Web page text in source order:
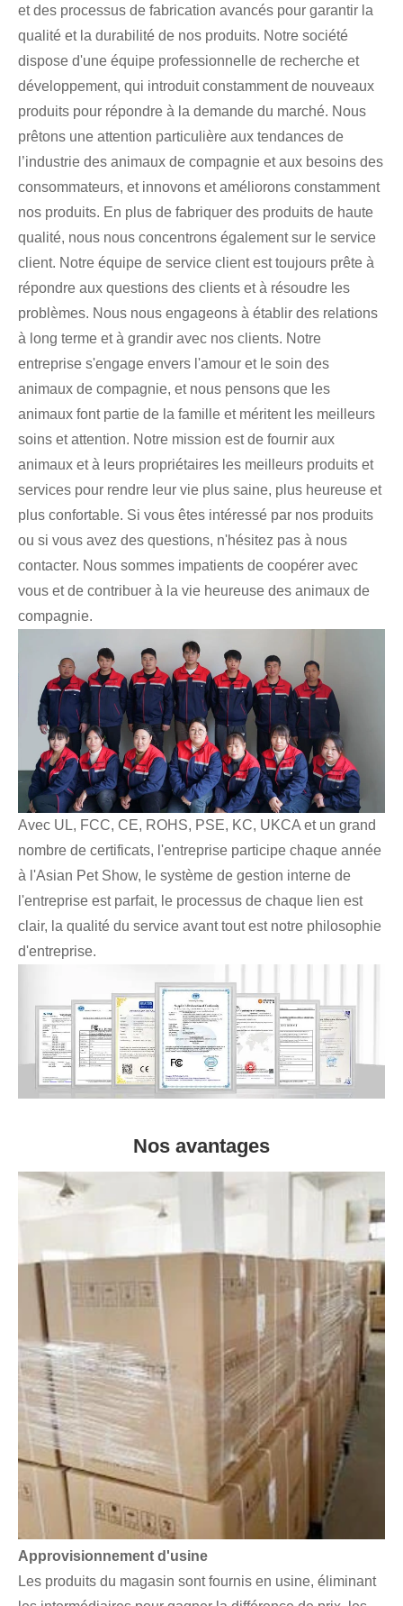
et des processus de fabrication avancés pour garantir la
qualité et la durabilité de nos produits. Notre société
dispose d'une équipe professionnelle de recherche et
développement, qui introduit constamment de nouveaux
produits pour répondre à la demande du marché. Nous
prêtons une attention particulière aux tendances de
l’industrie des animaux de compagnie et aux besoins des
consommateurs, et innovons et améliorons constamment
nos produits. En plus de fabriquer des produits de haute
qualité, nous nous concentrons également sur le service
client. Notre équipe de service client est toujours prête à
répondre aux questions des clients et à résoudre les
problèmes. Nous nous engageons à établir des relations
à long terme et à grandir avec nos clients. Notre
entreprise s'engage envers l'amour et le soin des
animaux de compagnie, et nous pensons que les
animaux font partie de la famille et méritent les meilleurs
soins et attention. Notre mission est de fournir aux
animaux et à leurs propriétaires les meilleurs produits et
services pour rendre leur vie plus saine, plus heureuse et
plus confortable. Si vous êtes intéressé par nos produits
ou si vous avez des questions, n'hésitez pas à nous
contacter. Nous sommes impatients de coopérer avec
vous et de contribuer à la vie heureuse des animaux de
compagnie.
Avec UL, FCC, CE, ROHS, PSE, KC, UKCA et un grand
nombre de certificats, l'entreprise participe chaque année
à l'Asian Pet Show, le système de gestion interne de
l'entreprise est parfait, le processus de chaque lien est
clair, la qualité du service avant tout est notre philosophie
d'entreprise.
Nos avantages
Approvisionnement d'usine
Les produits du magasin sont fournis en usine, éliminant